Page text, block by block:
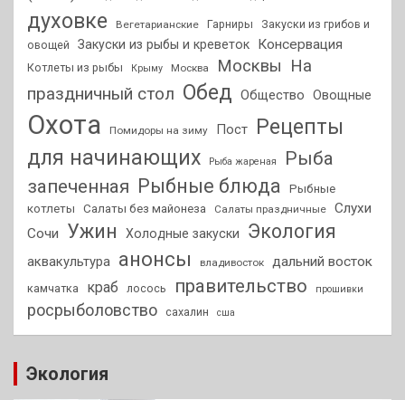
духовке
Вегетарианские Гарниры
Закуски из грибов и
овощей
Закуски из рыбы и креветок Консервация
Котлеты из рыбы Крыму Москва Москвы На
праздничный стол Обед Общество Овощные
Охота Помидоры на зиму Пост
Рецепты
для начинающих
Рыба жареная
Рыба
запеченная Рыбные блюда
Рыбные
котлеты
Салаты без майонеза Салаты праздничные
Слухи
Сочи
Ужин Холодные закуски Экология
аквакультура анонсы владивосток дальний восток
камчатка краб лосось правительство прошивки
росрыболовство сахалин сша
Экология